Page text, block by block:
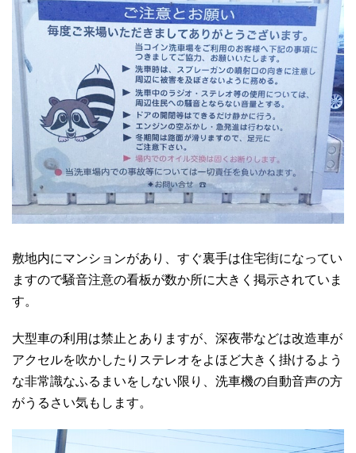
敷地内にマンションがあり、すぐ裏手は住宅街になってい
ますので騒音注意の看板が数か所に大きく掲示されていま
す。
大型車の利用は禁止とありますが、深夜帯などは改造車が
アクセルを吹かしたりステレオをよほど大きく掛けるよう
な非常識なふるまいをしない限り、洗車機の自動音声の方
がうるさい気もします。